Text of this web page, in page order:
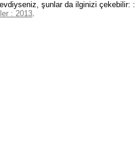
şunlar da ilginizi çekebilir: :
: 2013